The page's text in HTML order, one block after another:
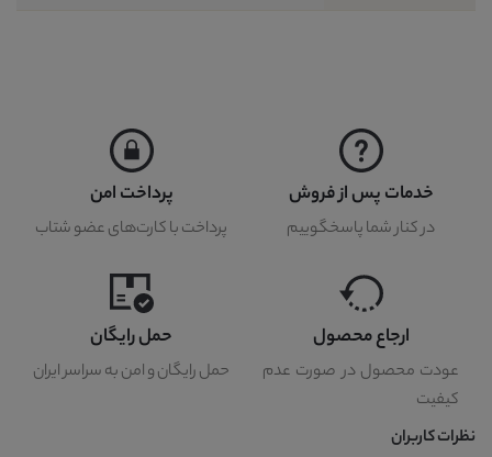
خدمات پس از فروش
در کنار شما پاسخگوییم
پرداخت امن
پرداخت با کارت‌های عضو شتاب
ارجاع محصول
عودت محصول در صورت عدم
کیفیت
حمل رایگان
حمل رایگان و امن به سراسر ایران
نظرات کاربران